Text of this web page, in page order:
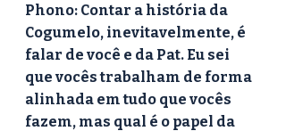
Phono: Contar a história da
Cogumelo, inevitavelmente, é
falar de você e da Pat. Eu sei
que vocês trabalham de forma
alinhada em tudo que vocês
fazem, mas qual é o papel da